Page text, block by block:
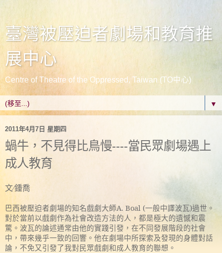
臺灣被壓迫者劇場和教育推
展中心
Centre of Theatre of the Oppressed, Taiwan (TO中心)
▼
2011年4月7日 星期四
蝸牛，不見得比鳥慢----當民眾劇場遇上
成人教育
文∕鍾喬
巴西被壓迫者劇場的知名戲劇大師A. Boal (一般中譯波瓦)過世。
對於當前以戲劇作為社會改造方法的人，都是極大的遺憾和震
驚。波瓦的論述通常由他的實踐引發，在不同發展階段的社會
中，帶來幾乎一致的回響。他在劇場中所探索及發現的身體對話
論，不免又引發了我對民眾戲劇和成人教育的聯想。